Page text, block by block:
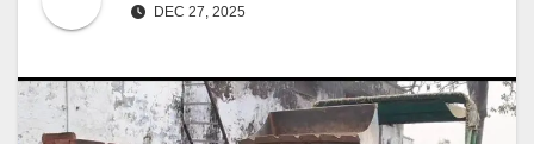
DEC 27, 2025